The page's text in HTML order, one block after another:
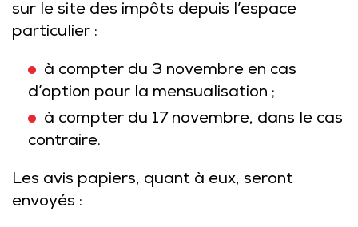
sur le site des impôts depuis l’espace
particulier :
à compter du 3 novembre en cas
d’option pour la mensualisation ;
à compter du 17 novembre, dans le cas
contraire.
Les avis papiers, quant à eux, seront
envoyés :